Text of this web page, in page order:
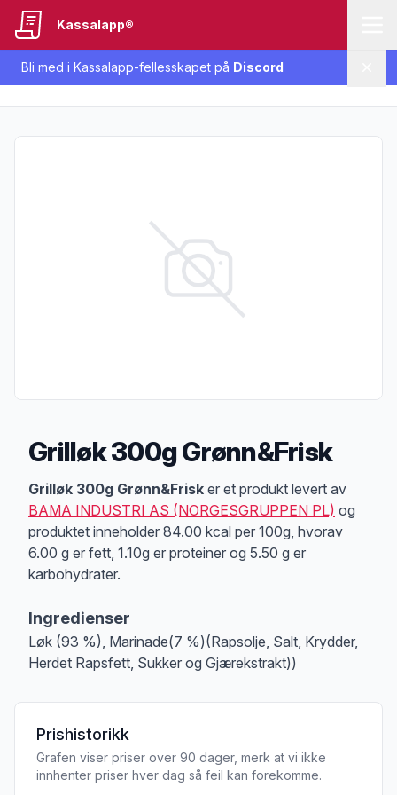
Bli med i Kassalapp-fellesskapet på Discord
Kassalapp®
Grilløk 300g Grønn&Frisk
Produktbeskrivelse
Grilløk 300g Grønn&Frisk er et produkt levert av
BAMA INDUSTRI AS (NORGESGRUPPEN PL) og
produktet inneholder 84.00 kcal per 100g, hvorav
6.00 g er fett, 1.10g er proteiner og 5.50 g er
karbohydrater.
Ingredienser
Løk (93 %), Marinade(7 %)(Rapsolje, Salt, Krydder,
Herdet Rapsfett, Sukker og Gjærekstrakt))
Prishistorikk
Grafen viser priser over 90 dager, merk at vi ikke
innhenter priser hver dag så feil kan forekomme.